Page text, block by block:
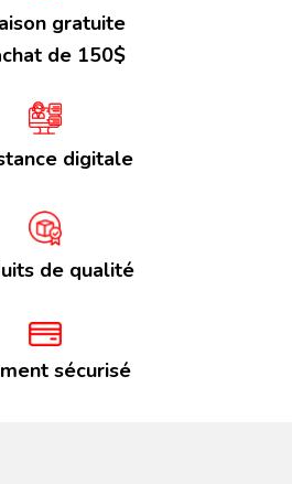
gratuite
de 150$
digitale
de qualité
sécurisé